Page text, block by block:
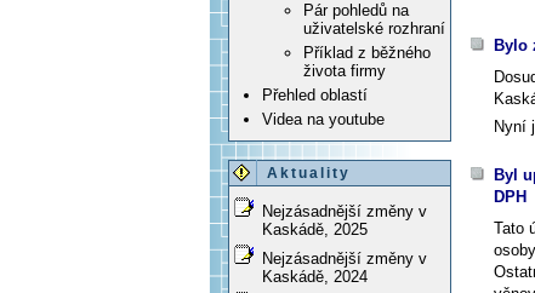
Pár pohledů na
uživatelské rozhraní
Příklad z běžného
života firmy
Přehled oblastí
Videa na youtube
Aktuality
Nejzásadnější změny v
Kaskádě, 2025
Nejzásadnější změny v
Kaskádě, 2024
Bylo
Nyní
Byl
DPH
Tato